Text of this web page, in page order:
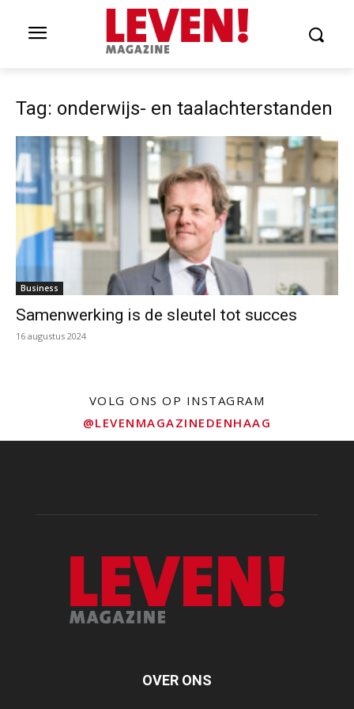
Tag: onderwijs- en taalachterstanden
Business
Samenwerking is de sleutel tot succes
16 augustus 2024
VOLG ONS OP INSTAGRAM
@LEVENMAGAZINEDENHAAG
OVER ONS